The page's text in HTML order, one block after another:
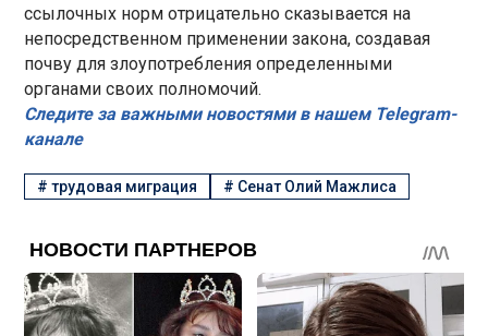
ссылочных норм отрицательно сказывается на
непосредственном применении закона, создавая
почву для злоупотребления определенными
органами своих полномочий.
Следите за важными новостями в нашем Telegram-
канале
#трудовая миграция # Сенат Олий Мажлиса